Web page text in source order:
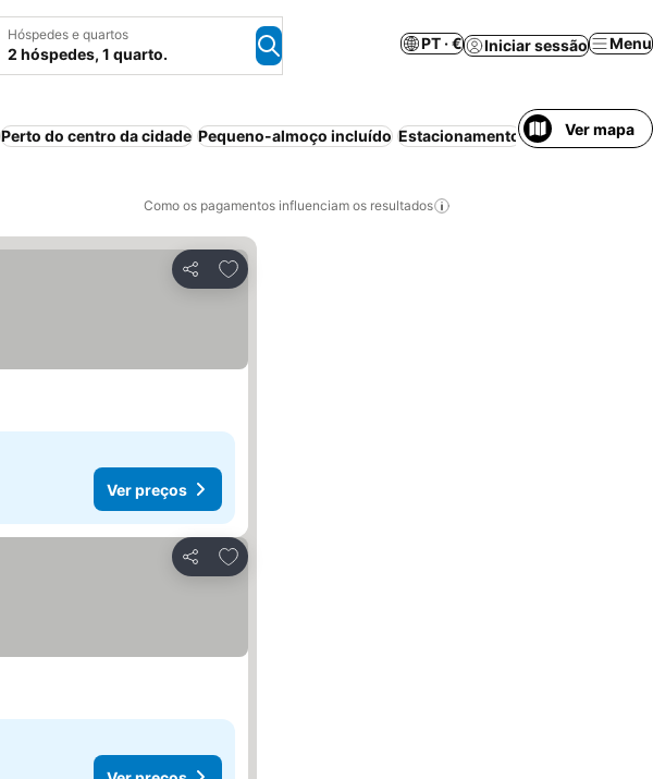
Hóspedes e quartos
2 hóspedes, 1 quarto.
PT · € Iniciar sessão Menu
Perto do centro da cidade Pequeno-almoço incluído Estacionamento AnimaisVer mapa
Como os pagamentos influenciam os resultados
Partilhar
Adicionar aos favoritos
Ver preços
Partilhar
Adicionar aos favoritos